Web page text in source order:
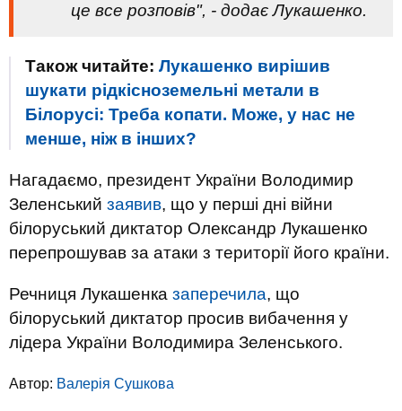
це все розповів", - додає Лукашенко.
Також читайте: Лукашенко вирішив
шукати рідкісноземельні метали в
Білорусі: Треба копати. Може, у нас не
менше, ніж в інших?
Нагадаємо, президент України Володимир
Зеленський заявив, що у перші дні війни
білоруський диктатор Олександр Лукашенко
перепрошував за атаки з території його країни.
Речниця Лукашенка заперечила, що
білоруський диктатор просив вибачення у
лідера України Володимира Зеленського.
Автор: Валерiя Сушкова